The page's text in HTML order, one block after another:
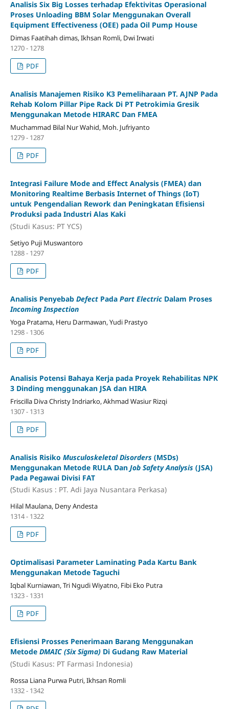
Analisis Six Big Losses terhadap Efektivitas Operasional
Proses Unloading BBM Solar Menggunakan Overall
Equipment Effectiveness (OEE) pada Oil Pump House
Dimas Faatihah dimas, Ikhsan Romli, Dwi Irwati
1270 - 1278
PDF
Analisis Manajemen Risiko K3 Pemeliharaan PT. AJNP Pada
Rehab Kolom Pillar Pipe Rack Di PT Petrokimia Gresik
Menggunakan Metode HIRARC Dan FMEA
Muchammad Bilal Nur Wahid, Moh. Jufriyanto
1279 - 1287
PDF
Integrasi Failure Mode and Effect Analysis (FMEA) dan
Monitoring Realtime Berbasis Internet of Things (IoT)
untuk Pengendalian Rework dan Peningkatan Efisiensi
Produksi pada Industri Alas Kaki
(Studi Kasus: PT YCS)
Setiyo Puji Muswantoro
1288 - 1297
PDF
Analisis Penyebab DefectPada Part ElectricDalam Proses
Incoming Inspection
Yoga Pratama, Heru Darmawan, Yudi Prastyo
1298 - 1306
PDF
Analisis Potensi Bahaya Kerja pada Proyek Rehabilitas NPK
3 Dinding menggunakan JSA dan HIRA
Friscilla Diva Christy Indriarko, Akhmad Wasiur Rizqi
1307 - 1313
PDF
Analisis Risiko Musculoskeletal Disorders (MSDs)
Menggunakan Metode RULA Dan Job Safety Analysis (JSA)
Pada Pegawai Divisi FAT
(Studi Kasus : PT. Adi Jaya Nusantara Perkasa)
Hilal Maulana, Deny Andesta
1314 - 1322
PDF
Optimalisasi Parameter Laminating Pada Kartu Bank
Menggunakan Metode Taguchi
Iqbal Kurniawan, Tri Ngudi Wiyatno, Fibi Eko Putra
1323 - 1331
PDF
Efisiensi Prosses Penerimaan Barang Menggunakan
Metode DMAIC (Six Sigma)Di Gudang Raw Material
(Studi Kasus: PT Farmasi Indonesia)
Rossa Liana Purwa Putri, Ikhsan Romli
1332 - 1342